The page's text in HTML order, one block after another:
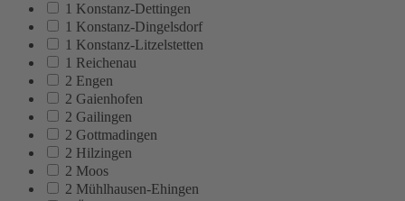
1 Konstanz-Dettingen
1 Konstanz-Dingelsdorf
1 Konstanz-Litzelstetten
1 Reichenau
2 Engen
2 Gaienhofen
2 Gailingen
2 Gottmadingen
2 Hilzingen
2 Moos
2 Mühlhausen-Ehingen